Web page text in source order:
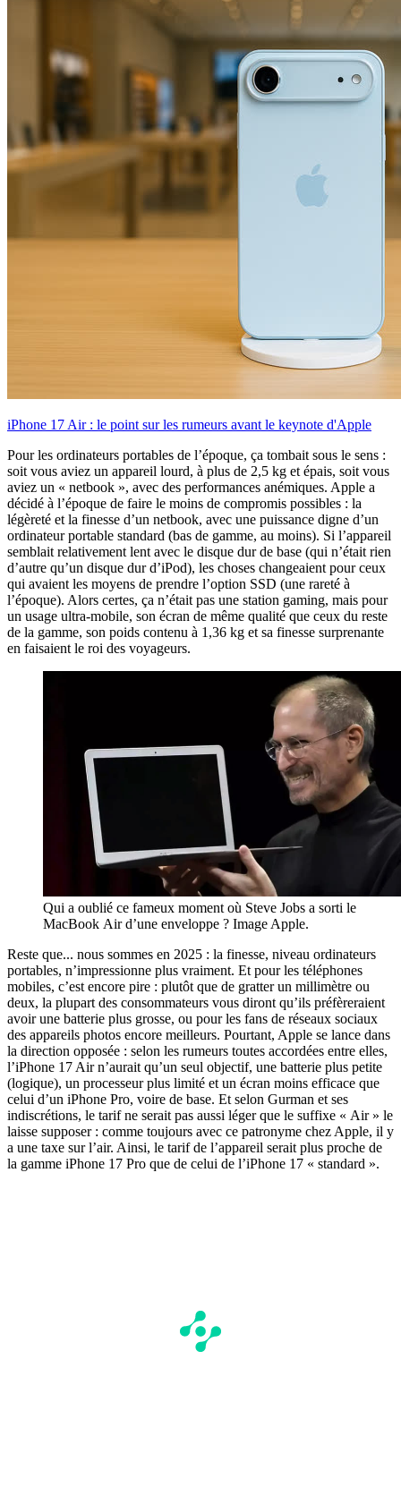
iPhone 17 Air : le point sur les rumeurs avant le keynote d'Apple
Pour les ordinateurs portables de l’époque, ça tombait sous le sens :
soit vous aviez un appareil lourd, à plus de 2,5 kg et épais, soit vous
aviez un « netbook », avec des performances anémiques. Apple a
décidé à l’époque de faire le moins de compromis possibles : la
légèreté et la finesse d’un netbook, avec une puissance digne d’un
ordinateur portable standard (bas de gamme, au moins). Si l’appareil
semblait relativement lent avec le disque dur de base (qui n’était rien
d’autre qu’un disque dur d’iPod), les choses changeaient pour ceux
qui avaient les moyens de prendre l’option SSD (une rareté à
l’époque). Alors certes, ça n’était pas une station gaming, mais pour
un usage ultra-mobile, son écran de même qualité que ceux du reste
de la gamme, son poids contenu à 1,36 kg et sa finesse surprenante
en faisaient le roi des voyageurs.
Qui a oublié ce fameux moment où Steve Jobs a sorti le
MacBook Air d’une enveloppe ? Image Apple.
Reste que... nous sommes en 2025 : la finesse, niveau ordinateurs
portables, n’impressionne plus vraiment. Et pour les téléphones
mobiles, c’est encore pire : plutôt que de gratter un millimètre ou
deux, la plupart des consommateurs vous diront qu’ils préfèreraient
avoir une batterie plus grosse, ou pour les fans de réseaux sociaux
des appareils photos encore meilleurs. Pourtant, Apple se lance dans
la direction opposée : selon les rumeurs toutes accordées entre elles,
l’iPhone 17 Air n’aurait qu’un seul objectif, une batterie plus petite
(logique), un processeur plus limité et un écran moins efficace que
celui d’un iPhone Pro, voire de base. Et selon Gurman et ses
indiscrétions, le tarif ne serait pas aussi léger que le suffixe « Air » le
laisse supposer : comme toujours avec ce patronyme chez Apple, il y
a une taxe sur l’air. Ainsi, le tarif de l’appareil serait plus proche de
la gamme iPhone 17 Pro que de celui de l’iPhone 17 « standard ».